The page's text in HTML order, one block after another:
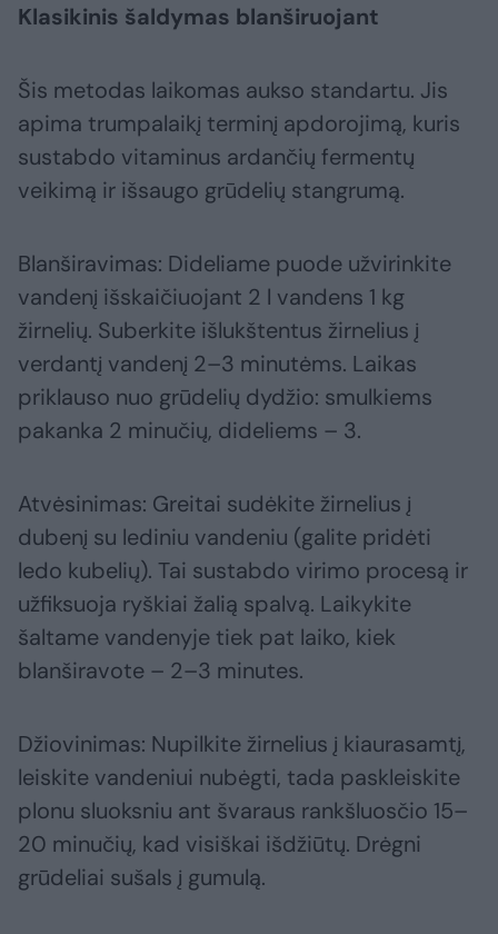
Klasikinis šaldymas blanširuojant
Šis metodas laikomas aukso standartu. Jis
apima trumpalaikį terminį apdorojimą, kuris
sustabdo vitaminus ardančių fermentų
veikimą ir išsaugo grūdelių stangrumą.
Blanširavimas: Dideliame puode užvirinkite
vandenį išskaičiuojant 2 l vandens 1 kg
žirnelių. Suberkite išlukštentus žirnelius į
verdantį vandenį 2–3 minutėms. Laikas
priklauso nuo grūdelių dydžio: smulkiems
pakanka 2 minučių, dideliems – 3.
Atvėsinimas: Greitai sudėkite žirnelius į
dubenį su lediniu vandeniu (galite pridėti
ledo kubelių). Tai sustabdo virimo procesą ir
užfiksuoja ryškiai žalią spalvą. Laikykite
šaltame vandenyje tiek pat laiko, kiek
blanširavote – 2–3 minutes.
Džiovinimas: Nupilkite žirnelius į kiaurasamtį,
leiskite vandeniui nubėgti, tada paskleiskite
plonu sluoksniu ant švaraus rankšluosčio 15–
20 minučių, kad visiškai išdžiūtų. Drėgni
grūdeliai sušals į gumulą.